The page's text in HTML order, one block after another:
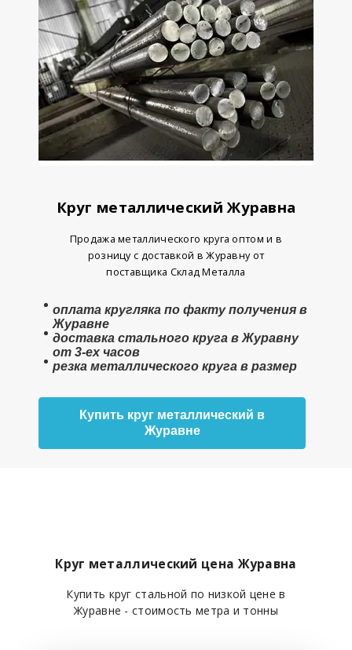
Круг металлический Журавна
Продажа металлического круга оптом и в
розницу с доставкой в Журавну от
поставщика Склад Металла
оплата кругляка по факту получения в
Журавне
доставка стального круга в Журавну
от 3-ех часов
резка металлического круга в размер
Купить круг металлический в
Журавне
Круг металлический цена Журавна
Купить круг стальной по низкой цене в
Журавне - стоимость метра и тонны